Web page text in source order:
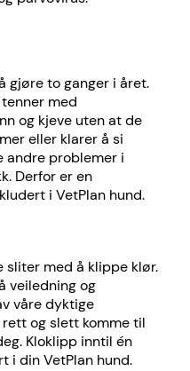
gjøre to ganger i året.
med
og kjeve uten at de
eller klarer å si
andre problemer i
Derfor er en
i VetPlan hund.
sliter med å klippe klør.
veiledning og
våre dyktige
og slett komme til
Kloklipp inntil én
i din VetPlan hund.